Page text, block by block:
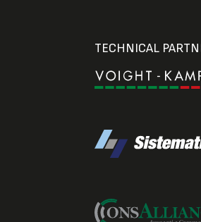
TECHNICAL